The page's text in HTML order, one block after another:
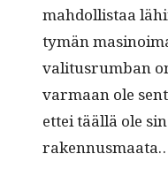
mah­dol­lis­taa
tymän
val­i­tus­rum­ban
var­maan ole
ettei tääl­lä ole